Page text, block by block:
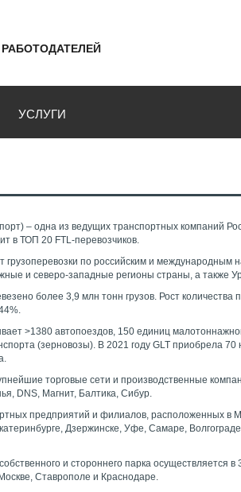
УСЛУГИ
– одна из ведущих транспортных компаний
в ТОП 20 FTL-перевозчиков.
грузоперевозки по российским и международным
и северо-западные регионы страны, а также
более 3,9 млн тонн грузов. Рост количества
>1380 автопоездов, 150 единиц
(зерновозы). В 2021 году GLT приобрела
торговые сети и производственные
DNS, Магнит, Балтика, Сибур.
предприятий и филиалов, расположенных в
Дзержинске, Уфе, Самаре,
и стороннего парка осуществляется
Ставрополе и Краснодаре.